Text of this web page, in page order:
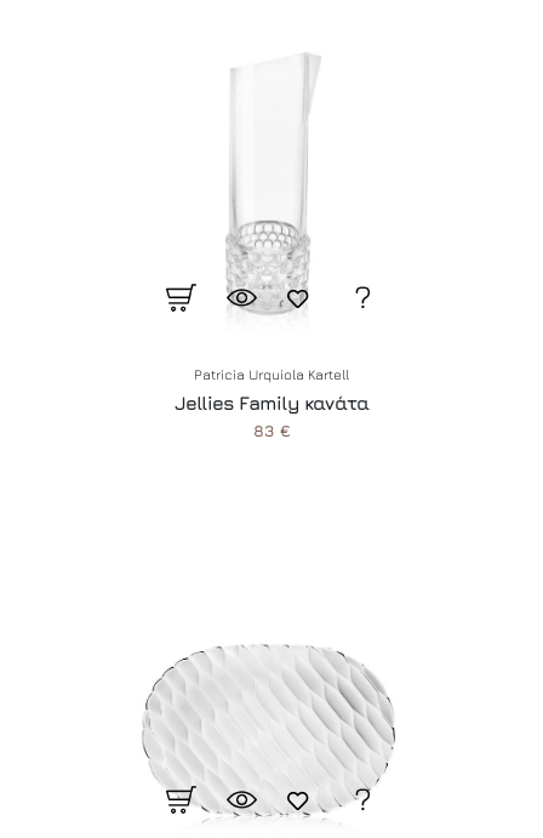
Patricia Urquiola Kartell
Jellies Family κανάτα
83 €